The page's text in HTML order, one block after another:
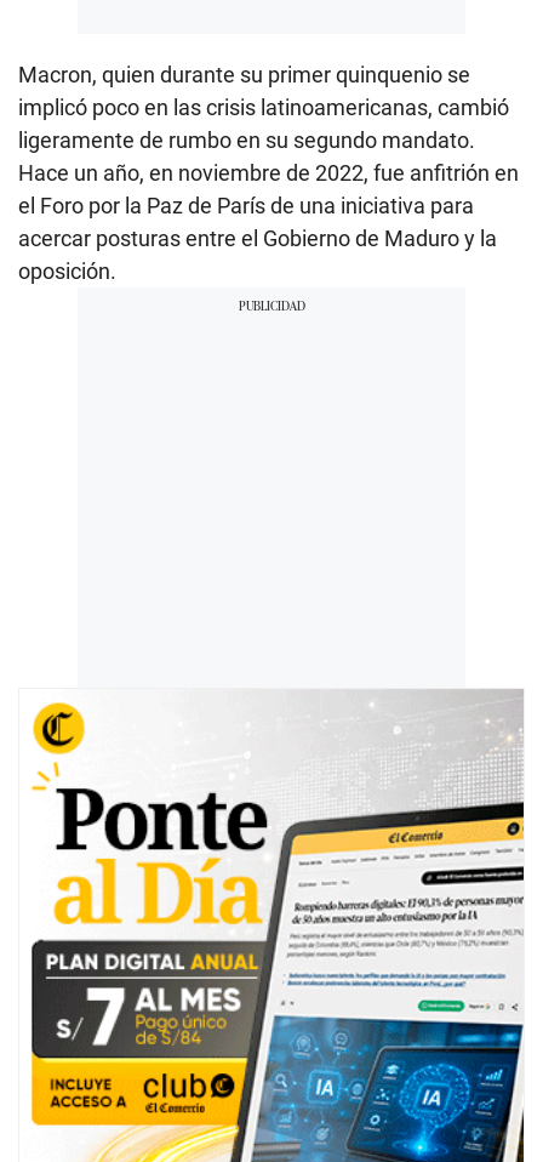
Macron, quien durante su primer quinquenio se
implicó poco en las crisis latinoamericanas, cambió
ligeramente de rumbo en su segundo mandato.
Hace un año, en noviembre de 2022, fue anfitrión en
el Foro por la Paz de París de una iniciativa para
acercar posturas entre el Gobierno de Maduro y la
oposición.